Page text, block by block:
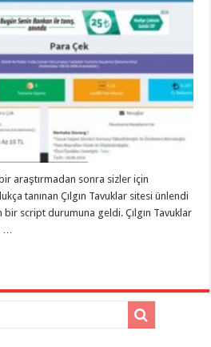
araştırmadan sonra sizler için
tanınan Çılgın Tavuklar sitesi ünlendi
script durumuna geldi. Çılgın Tavuklar